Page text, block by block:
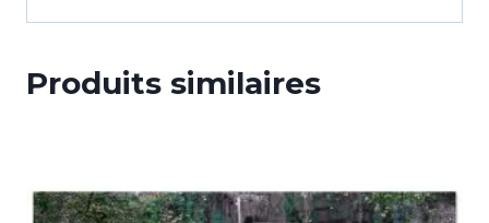
Produits similaires